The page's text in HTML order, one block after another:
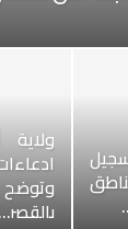
وتوضح
بالقصر…